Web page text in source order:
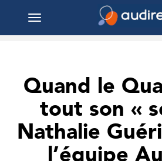
Toggle
Quand le
tout son «
Nathalie
l’équipe